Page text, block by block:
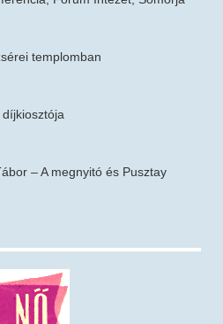
templomban
– A megnyitó és Pusztay